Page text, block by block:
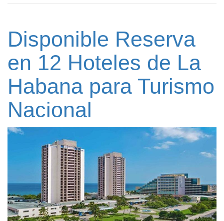
Disponible Reserva
en 12 Hoteles de La
Habana para Turismo
Nacional